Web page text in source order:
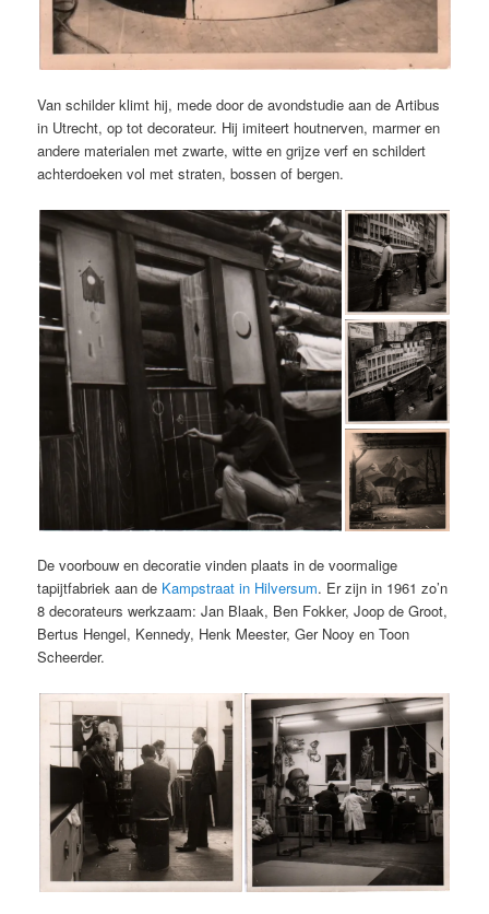
Van schilder klimt hij, mede door de avondstudie aan de Artibus
in Utrecht, op tot decorateur. Hij imiteert houtnerven, marmer en
andere materialen met zwarte, witte en grijze verf en schildert
achterdoeken vol met straten, bossen of bergen.
De voorbouw en decoratie vinden plaats in de voormalige
tapijtfabriek aan de Kampstraat in Hilversum. Er zijn in 1961 zo’n
8 decorateurs werkzaam: Jan Blaak, Ben Fokker, Joop de Groot,
Bertus Hengel, Kennedy, Henk Meester, Ger Nooy en Toon
Scheerder.